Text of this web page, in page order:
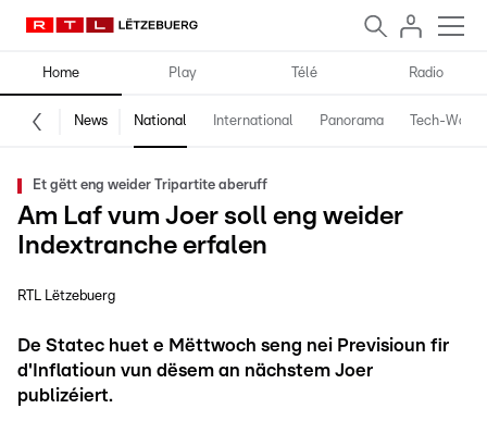
Home Play Télé Radio
News National International Panorama Tech-World
Et gëtt eng weider Tripartite aberuff
Am Laf vum Joer soll eng weider
Indextranche erfalen
RTL Lëtzebuerg
De Statec huet e Mëttwoch seng nei Previsioun fir
d'Inflatioun vun dësem an nächstem Joer
publizéiert.